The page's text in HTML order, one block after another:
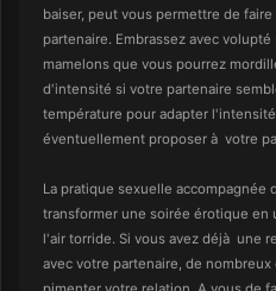
baiser, peut vous permettre de
partenaire. Embrassez avec
mamelons que vous pourrez
d'intensité si votre partenaire
température pour adapter
éventuellement proposer à votre
La pratique sexuelle accompagnée
transformer une soirée érotique en
l'air torride. Si vous avez déjà une
avec votre partenaire, de